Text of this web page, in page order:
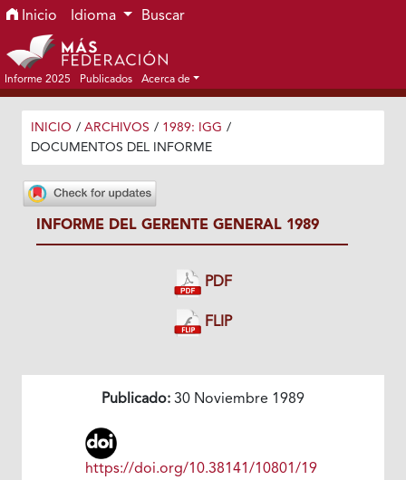
Ir al menú de navegación principal
Ir al contenido principal
Ir al pie de página del sitio
Inicio Idioma Buscar
Informe 2025 Publicados Acerca de
INICIO / ARCHIVOS / 1989: IGG /
DOCUMENTOS DEL INFORME
INFORME DEL GERENTE GENERAL 1989
PDF
FLIP
Publicado: 30 Noviembre 1989
https://doi.org/10.38141/10801/19